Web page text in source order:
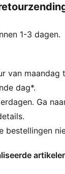
50%
aanbevolen
16 jaar
1-3 dagen.
van
dag*.
Ga
bestellingen